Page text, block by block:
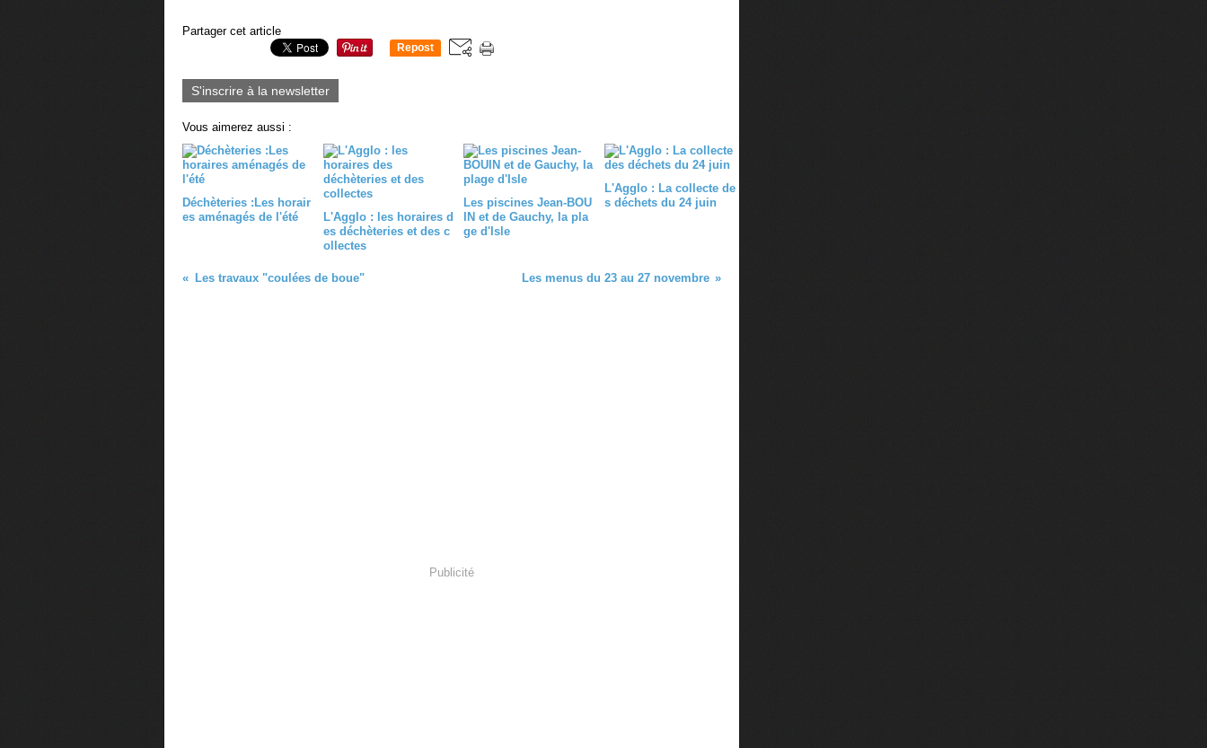
Partager cet article
Repost
S'inscrire à la newsletter
Vous aimerez aussi :
Déchèteries :Les horair
es aménagés de l'été
L'Agglo : les horaires d
es déchèteries et des c
ollectes
Les piscines Jean-BOU
IN et de Gauchy, la pla
ge d'Isle
L'Agglo : La collecte de
s déchets du 24 juin
Les travaux "coulées de boue" Les menus du 23 au 27 novembre
Publicité